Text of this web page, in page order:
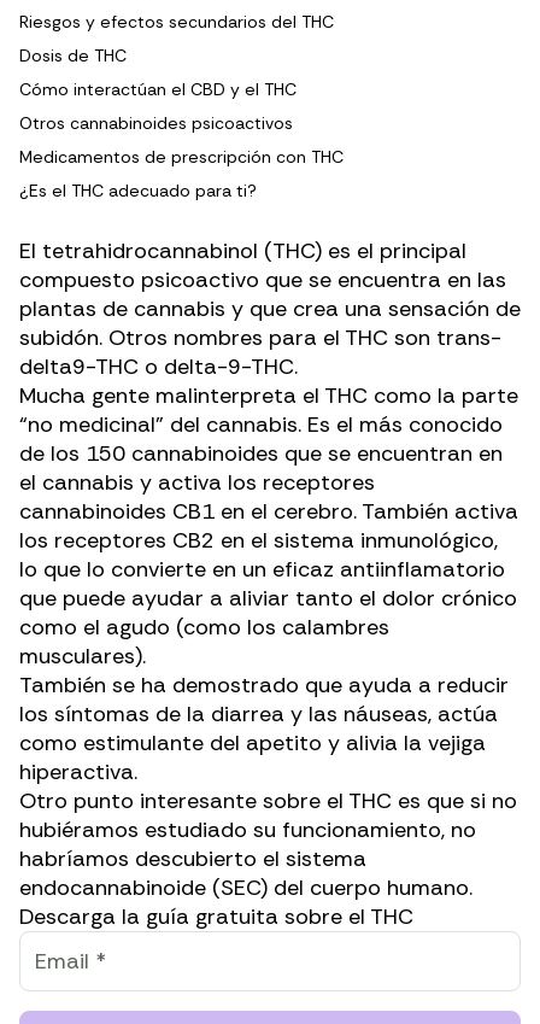
Riesgos y efectos secundarios del THC
Dosis de THC
Cómo interactúan el CBD y el THC
Otros cannabinoides psicoactivos
Medicamentos de prescripción con THC
¿Es el THC adecuado para ti?
El tetrahidrocannabinol (THC) es el principal
compuesto psicoactivo que se encuentra en las
plantas de cannabis y que crea una sensación de
subidón. Otros nombres para el THC son trans-
delta9-THC o delta-9-THC.
Mucha gente malinterpreta el THC como la parte
“no medicinal” del cannabis. Es el más conocido
de los 150 cannabinoides que se encuentran en
el cannabis y activa los receptores
cannabinoides CB1 en el cerebro. También activa
los receptores CB2 en el sistema inmunológico,
lo que lo convierte en un eficaz antiinflamatorio
que puede ayudar a aliviar tanto el dolor crónico
como el agudo (como los calambres
musculares).
También se ha demostrado que ayuda a reducir
los síntomas de la diarrea y las náuseas, actúa
como estimulante del apetito y alivia la vejiga
hiperactiva.
Otro punto interesante sobre el THC es que si no
hubiéramos estudiado su funcionamiento, no
habríamos descubierto el sistema
endocannabinoide (SEC) del cuerpo humano.
Descarga la guía gratuita sobre el THC